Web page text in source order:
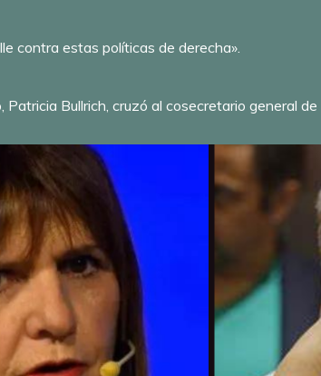
contra estas políticas de derecha».
Bullrich, cruzó al cosecretario general